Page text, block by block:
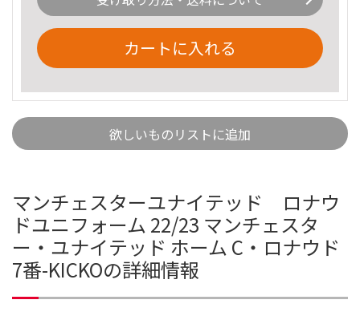
カートに入れる
欲しいものリストに追加
マンチェスターユナイテッド ロナウ
ドユニフォーム 22/23 マンチェスタ
ー・ユナイテッド ホーム C・ロナウド
7番-KICKOの詳細情報